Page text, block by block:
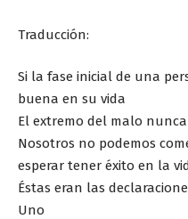
Traducción:
Si la fase inicial de una
buena en su vida
El extremo del malo
Nosotros no podemos
esperar tener éxito en la
Éstas eran las
Uno